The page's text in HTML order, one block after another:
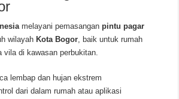
melayani pemasanganpintu pagar
wilayah Kota Bogor, baik untuk rumah
vila di kawasan perbukitan.
lembap dan hujan ekstrem
dari dalam rumah atau aplikasi